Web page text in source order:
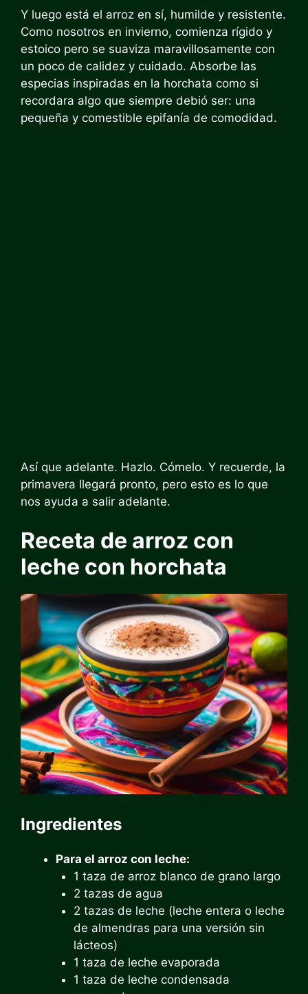
Y luego está el arroz en sí, humilde y resistente.
Como nosotros en invierno, comienza rígido y
estoico pero se suaviza maravillosamente con
un poco de calidez y cuidado. Absorbe las
especias inspiradas en la horchata como si
recordara algo que siempre debió ser: una
pequeña y comestible epifanía de comodidad.
Así que adelante. Hazlo. Cómelo. Y recuerde, la
primavera llegará pronto, pero esto es lo que
nos ayuda a salir adelante.
Receta de arroz con
leche con horchata
Ingredientes
Para el arroz con leche:
1 taza de arroz blanco de grano largo
2 tazas de agua
2 tazas de leche (leche entera o leche
de almendras para una versión sin
lácteos)
1 taza de leche evaporada
1 taza de leche condensada